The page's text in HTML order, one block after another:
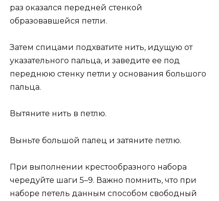
раз оказался передней стенкой
образовавшейся петли.
Затем спицами подхватите нить, идущую от
указательного пальца, и заведите ее под
переднюю стенку петли у основания большого
пальца.
Вытяните нить в петлю.
Выньте большой палец и затяните петлю.
При выполнении крестообразного набора
чередуйте шаги 5–9. Важно помнить, что при
наборе петель данным способом свободный